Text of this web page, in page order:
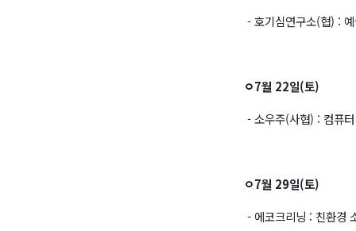
- 호기심연구소(협) :
ㅇ7월 22일(토)
- 소우주(사협) : 컴퓨
ㅇ7월 29일(토)
- 에코크리닝 : 친환경